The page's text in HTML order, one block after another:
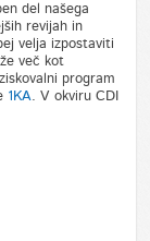
del našega
revijah in
velja izpostaviti
več kot
program
1KA. V okviru CDI